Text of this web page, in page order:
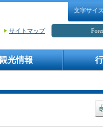
文字サイ
サイトマップ
光情報